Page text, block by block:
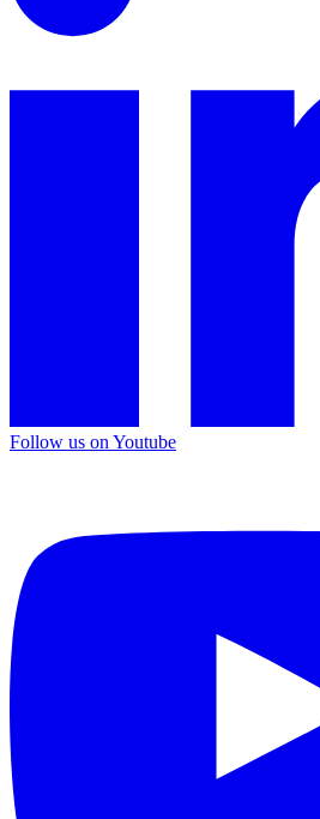
Follow us on Youtube